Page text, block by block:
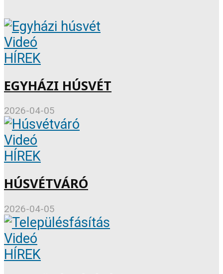
Videó
HÍREK
EGYHÁZI HÚSVÉT
2026-04-05
Videó
HÍREK
HÚSVÉTVÁRÓ
2026-04-05
Videó
HÍREK